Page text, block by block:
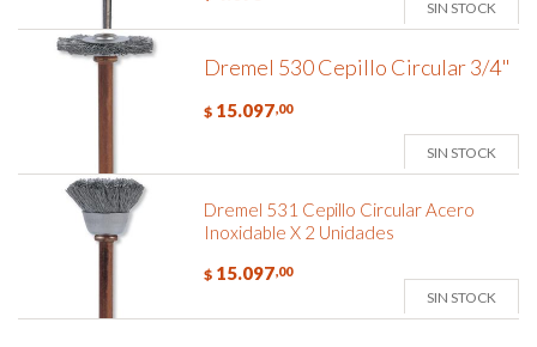
SIN STOCK
Dremel 530 Cepillo Circular 3/4"
$ 15.097,00
SIN STOCK
Dremel 531 Cepillo Circular Acero
Inoxidable X 2 Unidades
$ 15.097,00
SIN STOCK